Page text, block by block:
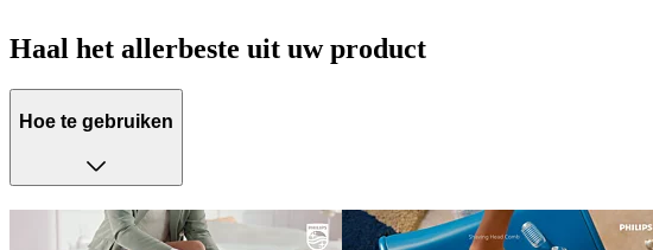
Haal het allerbeste uit uw product
Hoe te gebruiken